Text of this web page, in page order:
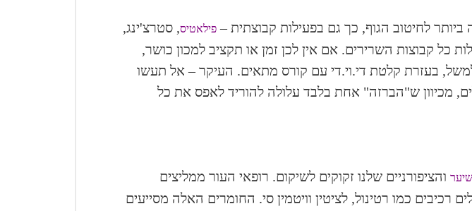
לחיטוב הגוף, כך גם בפעילות קבוצתית – פילאטיס, סטרצ'ינג,
כל קבוצות השרירים. אם אין לכן זמן או תקציב למכון כושר,
בעזרת קלטת די.וי.די עם קורס מתאים. העיקר – אל תעשו
מכיוון ש"הברזה" אחת בלבד עלולה להוריד לאפס את כל
שיערוהציפורניים שלנו זקוקים לשיקום. רופאי העור ממליצים
כמו רטינול, לציטין וויטמין סי. החומרים האלה מסייעים